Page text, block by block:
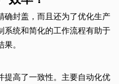
确封盖，而且还为了优化生产
系统和简化的工作流程有助于
。
提高了一致性。主要自动化优